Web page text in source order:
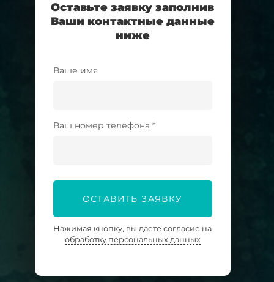
Оставьте заявку заполнив
Ваши контактные данные
ниже
Ваше имя
Ваш номер телефона *
ОСТАВИТЬ ЗАЯВКУ
Нажимая кнопку, вы даете согласие на
обработку персональных данных